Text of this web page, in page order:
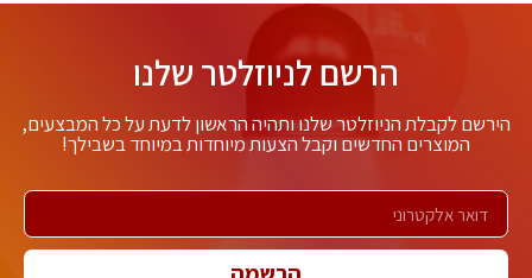
הרשם לניוזלטר שלנו
לקבלת הניוזלטר שלנו ותהיה הראשון לדעת על כל המבצעים,
המוצרים החדשים וקבל הצעות מיוחדות במיוחד בשבילך!